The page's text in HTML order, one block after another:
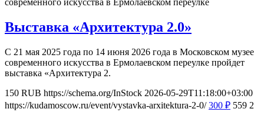
современного искусства в Ермолаевском переулке
Выставка «Архитектура 2.0»
С 21 мая 2025 года по 14 июня 2026 года в Московском музее
современного искусства в Ермолаевском переулке пройдет
выставка «Архитектура 2.
150 RUB https://schema.org/InStock 2026-05-29T11:18:00+03:00
https://kudamoscow.ru/event/vystavka-arxitektura-2-0/ 300 ₽ 559 2